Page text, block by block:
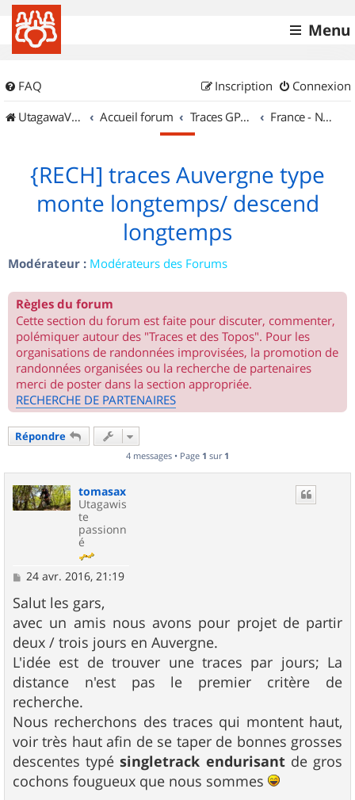
Menu
FAQ Connexion
Inscription
UtagawaVTT (Randos VTT et VTTAE avec traces GPS)
Accueil forum Traces GPS de randos VTT France - Nord Ouest
{RECH] traces Auvergne type
monte longtemps/ descend
longtemps
Modérateur : Modérateurs des Forums
Règles du forum
Cette section du forum est faite pour discuter, commenter,
polémiquer autour des "Traces et des Topos". Pour les
organisations de randonnées improvisées, la promotion de
randonnées organisées ou la recherche de partenaires
merci de poster dans la section appropriée.
RECHERCHE DE PARTENAIRES
Répondre
4 messages • Page 1 sur 1
tomasax
Utagawis
te
passionn
é
M
s
s
a
g
e
24 avr. 2016, 21:19
Salut les gars,
avec un amis nous avons pour projet de partir
deux / trois jours en Auvergne.
L'idée est de trouver une traces par jours; La
distance n'est pas le premier critère de
recherche.
Nous recherchons des traces qui montent haut,
voir très haut afin de se taper de bonnes grosses
descentes typésingletrack endurisantde gros
cochons fougueux que nous sommes